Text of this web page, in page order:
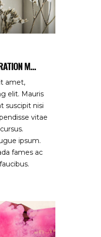
M...
amet,
elit. Mauris
suscipit nisi
vitae
ipsum.
fames ac